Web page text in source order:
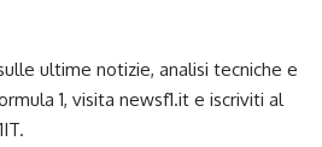
ultime notizie, analisi tecniche e
1, visita newsf1.it e iscriviti al
.